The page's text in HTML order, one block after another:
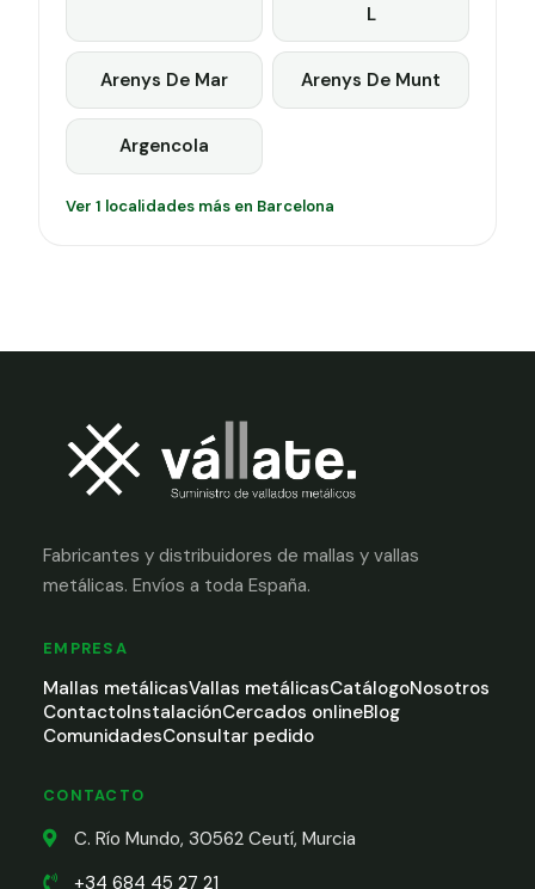
L
Arenys De Mar Arenys De Munt
Argencola
Ver 1 localidades más en Barcelona
Fabricantes y distribuidores de mallas y vallas
metálicas. Envíos a toda España.
EMPRESA
Mallas metálicasVallas metálicasCatálogoNosotros
ContactoInstalaciónCercados onlineBlog
ComunidadesConsultar pedido
CONTACTO
C. Río Mundo, 30562 Ceutí, Murcia
+34 684 45 27 21